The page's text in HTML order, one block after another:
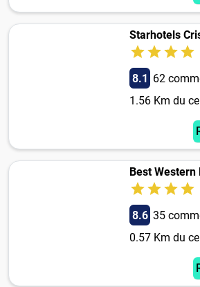
Starhotels
8.1 62
1.56 Km du
Best
8.6 35
0.57 Km du